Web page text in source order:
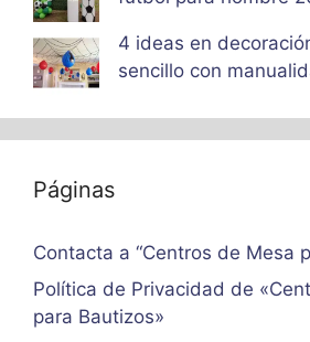
4 ideas en
sencillo con
Páginas
Contacta a “Centros de Mesa
Política de Privacidad de
para Bautizos»